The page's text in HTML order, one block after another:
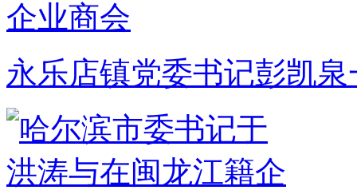
永乐店镇党委书记彭凯